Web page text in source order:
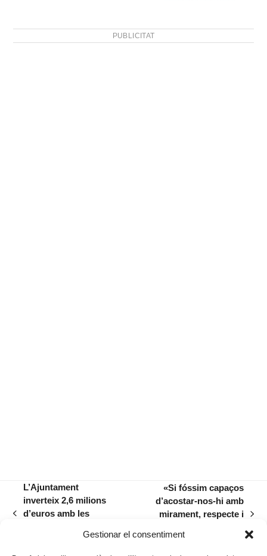
Gestionar el consentiment
PUBLICITAT
previous
L’Ajuntament
inverteix 2,6 milions
d’euros amb les
post:
«Si fóssim capaços
d’acostar-nos-hi amb
mirament, respecte i
caldrien defensors”